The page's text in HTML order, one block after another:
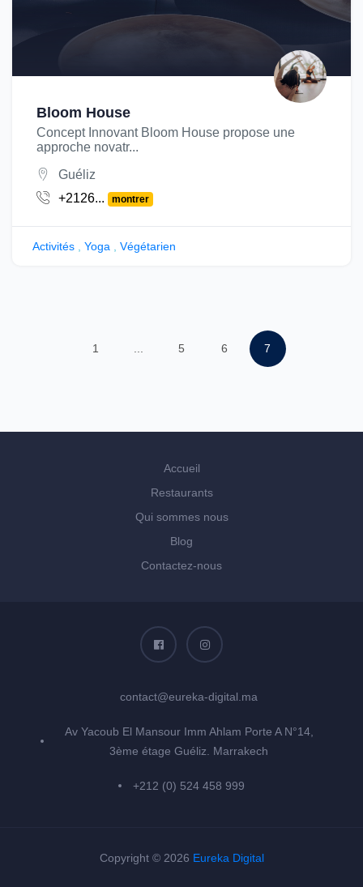
Bloom House
Concept Innovant Bloom House propose une
approche novatr...
Guéliz
+2126...
montrer
Activités Yoga Végétarien
1 5 6 7
Accueil
Restaurants
Qui sommes nous
Blog
Contactez-nous
contact@eureka-digital.ma
Av Yacoub El Mansour Imm Ahlam Porte A N°14,
3ème étage Guéliz. Marrakech
+212 (0) 524 458 999
Copyright © 2026 Eureka Digital